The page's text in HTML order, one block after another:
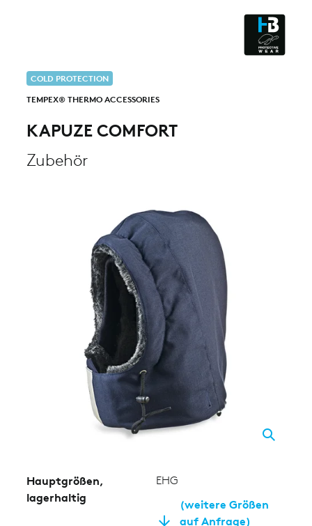
COLD PROTECTION
TEMPEX® THERMO ACCESSORIES
KAPUZE COMFORT
Zubehör
Hauptgrößen,
lagerhaltig
EHG
(weitere Größen
auf Anfrage)